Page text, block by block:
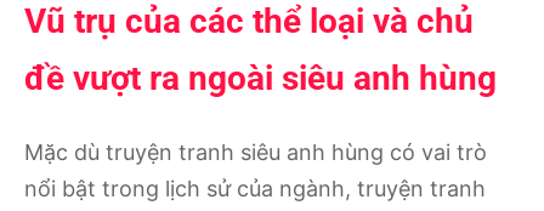
Vũ trụ của các thể loại và chủ
đề vượt ra ngoài siêu anh hùng
Mặc dù truyện tranh siêu anh hùng có vai trò
nổi bật trong lịch sử của ngành, truyện tranh